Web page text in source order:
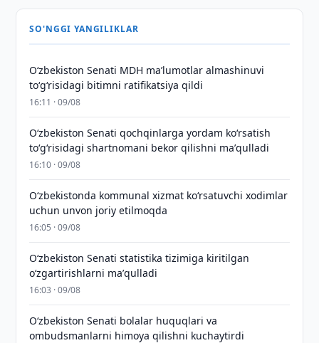
SO'NGGI YANGILIKLAR
Oʻzbekiston Senati MDH maʼlumotlar almashinuvi
toʻgʻrisidagi bitimni ratifikatsiya qildi
16:11 · 09/08
Oʻzbekiston Senati qochqinlarga yordam koʻrsatish
toʻgʻrisidagi shartnomani bekor qilishni maʼqulladi
16:10 · 09/08
Oʻzbekistonda kommunal xizmat koʻrsatuvchi xodimlar
uchun unvon joriy etilmoqda
16:05 · 09/08
Oʻzbekiston Senati statistika tizimiga kiritilgan
oʻzgartirishlarni maʼqulladi
16:03 · 09/08
Oʻzbekiston Senati bolalar huquqlari va
ombudsmanlarni himoya qilishni kuchaytirdi